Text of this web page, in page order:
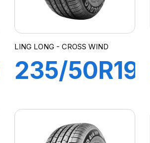
LING LONG - CROSS WIND
235/50R19
CROSS